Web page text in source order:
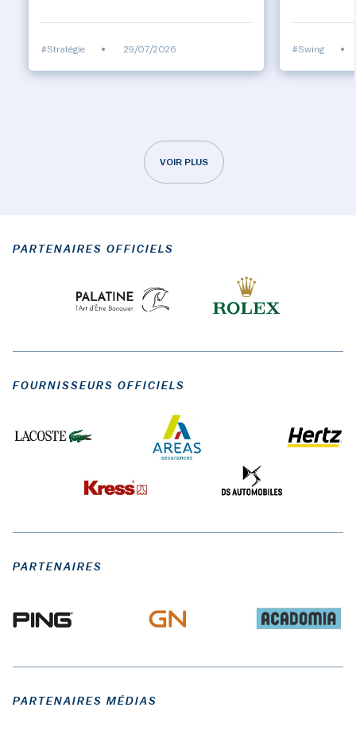
#Stratégie • 29/07/2026 #Swing •
VOIR PLUS
PARTENAIRES OFFICIELS
FOURNISSEURS OFFICIELS
PARTENAIRES
PARTENAIRES MÉDIAS